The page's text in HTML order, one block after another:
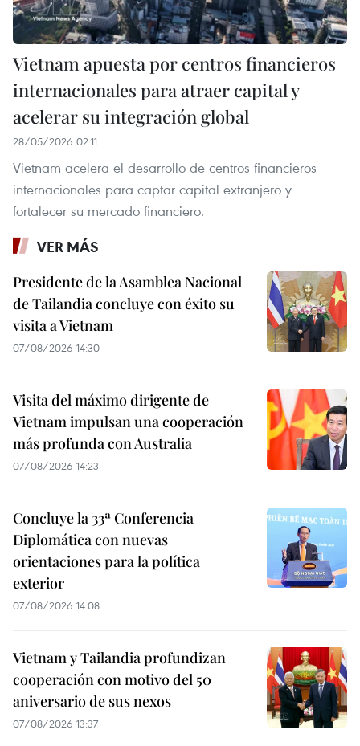
Vietnam apuesta por centros financieros
internacionales para atraer capital y
acelerar su integración global
28/05/2026 02:11
Vietnam acelera el desarrollo de centros financieros
internacionales para captar capital extranjero y
fortalecer su mercado financiero.
VER MÁS
Presidente de la Asamblea Nacional
de Tailandia concluye con éxito su
visita a Vietnam
07/08/2026 14:30
Visita del máximo dirigente de
Vietnam impulsan una cooperación
más profunda con Australia
07/08/2026 14:23
Concluye la 33ª Conferencia
Diplomática con nuevas
orientaciones para la política
exterior
07/08/2026 14:08
Vietnam y Tailandia profundizan
cooperación con motivo del 50
aniversario de sus nexos
07/08/2026 13:37